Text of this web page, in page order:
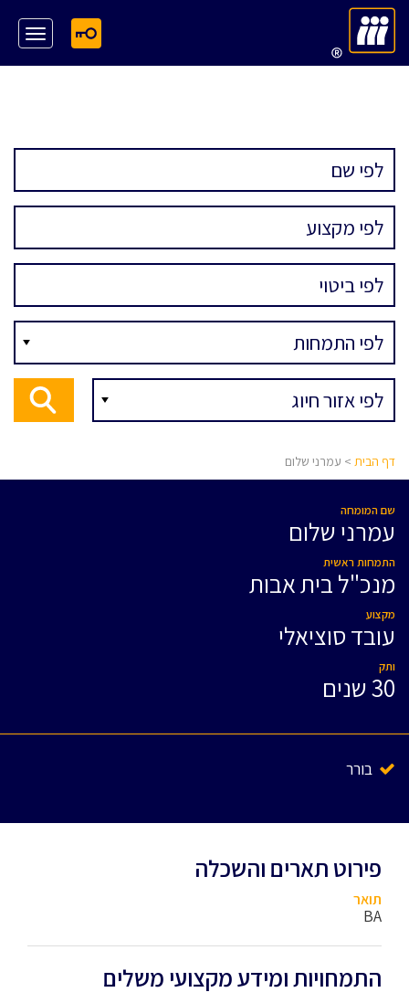
דף הבית > עמרני שלום
שם המומחה
עמרני שלום
התמחות ראשית
מנכ"ל בית אבות
מקצוע
עובד סוציאלי
ותק
30 שנים
בורר
פירוט תארים והשכלה
תואר
BA
התמחויות ומידע מקצועי משלים